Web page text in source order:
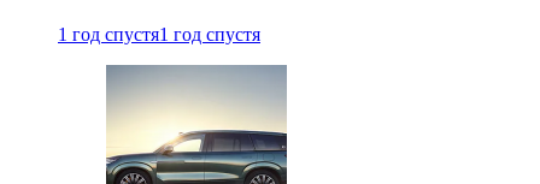
1 год спустя1 год спустя